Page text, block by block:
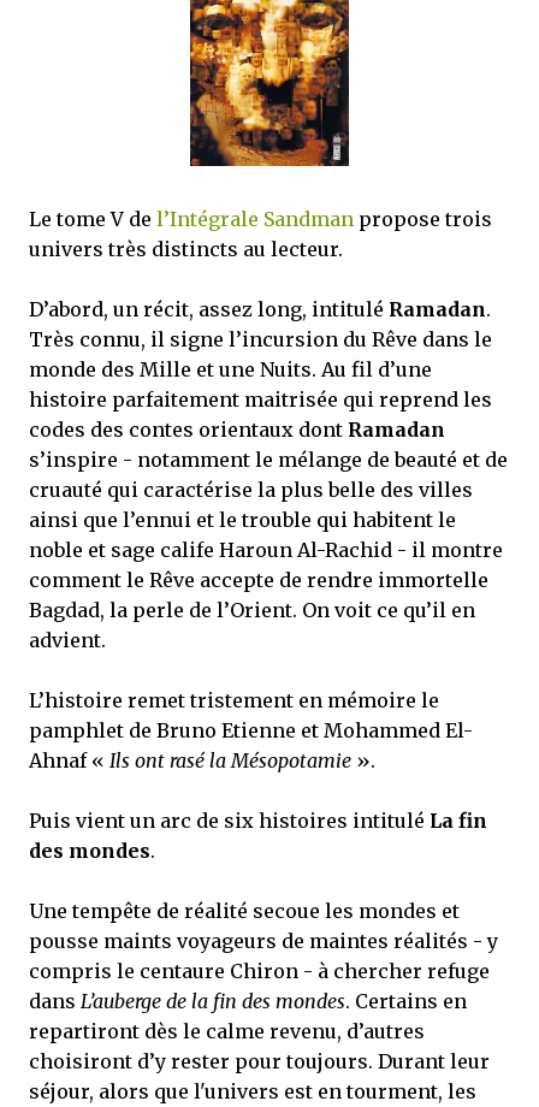
que Thomas connaissait et appréciait Olivier. Marlowe découvre une ville qu’il
ne connaissait pas, habitée par la méfiance, la peur et le rigorisme de la Ligue,
une ville pleine de mystères et de vieilles rancœurs. La Dame d...
Le tome V de l’Intégrale Sandman propose trois
univers très distincts au lecteur.
D’abord, un récit, assez long, intitulé Ramadan.
Très connu, il signe l’incursion du Rêve dans le
monde des Mille et une Nuits. Au fil d’une
histoire parfaitement maitrisée qui reprend les
codes des contes orientaux dont Ramadan
s’inspire - notamment le mélange de beauté et de
cruauté qui caractérise la plus belle des villes
ainsi que l’ennui et le trouble qui habitent le
noble et sage calife Haroun Al-Rachid - il montre
comment le Rêve accepte de rendre immortelle
Bagdad, la perle de l’Orient. On voit ce qu’il en
advient.
L’histoire remet tristement en mémoire le
pamphlet de Bruno Etienne et Mohammed El-
Ahnaf « Ils ont rasé la Mésopotamie ».
Puis vient un arc de six histoires intitulé La fin
des mondes.
Une tempête de réalité secoue les mondes et
pousse maints voyageurs de maintes réalités - y
compris le centaure Chiron - à chercher refuge
dans L’auberge de la fin des mondes. Certains en
repartiront dès le calme revenu, d’autres
choisiront d’y rester pour toujours. Durant leur
séjour, alors que l'univers est en tourment, les